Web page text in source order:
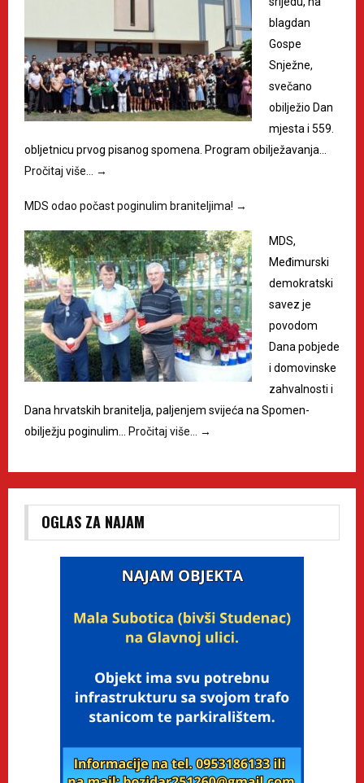
blagdan
Gospe
Snježne,
svečano
obilježio Dan
mjesta i 559.
obljetnicu prvog pisanog spomena. Program obilježavanja…
Pročitaj više…
→
MDS odao počast poginulim braniteljima! →
MDS,
Međimurski
demokratski
savez je
povodom
Dana pobjede
i domovinske
zahvalnosti i
Dana hrvatskih branitelja, paljenjem svijeća na Spomen-
obilježju poginulim…
Pročitaj više… →
OGLAS ZA NAJAM